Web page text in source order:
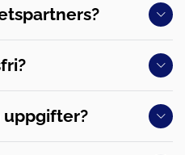
uppgifter?